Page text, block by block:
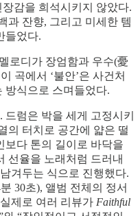
감을 희석시키지 않았다.
과 잔향, 그리고 미세한 템
들었다.
로디가 장엄함과 우수(憂
곡에서 ‘불안’은 사건처
방식으로 스며들었다.
럼은 박을 세게 고정시키
의 터치로 공간에 얇은 떨
보다 톤의 길이로 바닥을
선율을 노래처럼 드러내
겨두는 식으로 진행했다.
30초), 앨범 전체의 정서
제로 여러 리뷰가 Faithful